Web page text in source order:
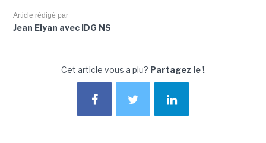
Article rédigé par
Jean Elyan avec IDG NS
Cet article vous a plu? Partagez le !